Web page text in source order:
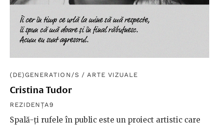
(DE)GENERATION/S / ARTE VIZUALE
Cristina Tudor
REZIDENȚA9
Spală-ți rufele în public este un proiect artistic care